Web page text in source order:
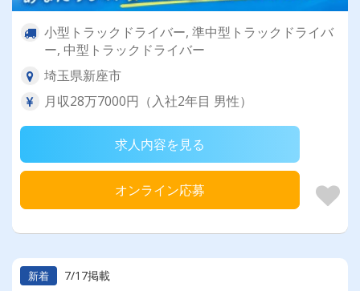
小型トラックドライバー, 準中型トラックドライバ
ー, 中型トラックドライバー
埼玉県新座市
月収28万7000円（入社2年目 男性）
求人内容を見る
オンライン応募
新着 7/17掲載